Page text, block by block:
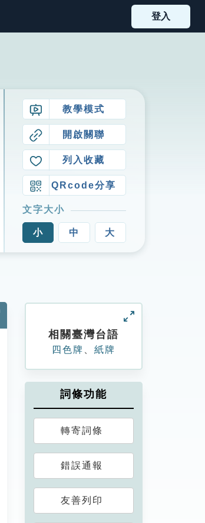
登入
教學模式
開啟關聯
列入收藏
QRcode分享
文字大小
小 中 大
相關臺灣台語
四色牌 紙牌
詞條功能
轉寄詞條
錯誤通報
友善列印